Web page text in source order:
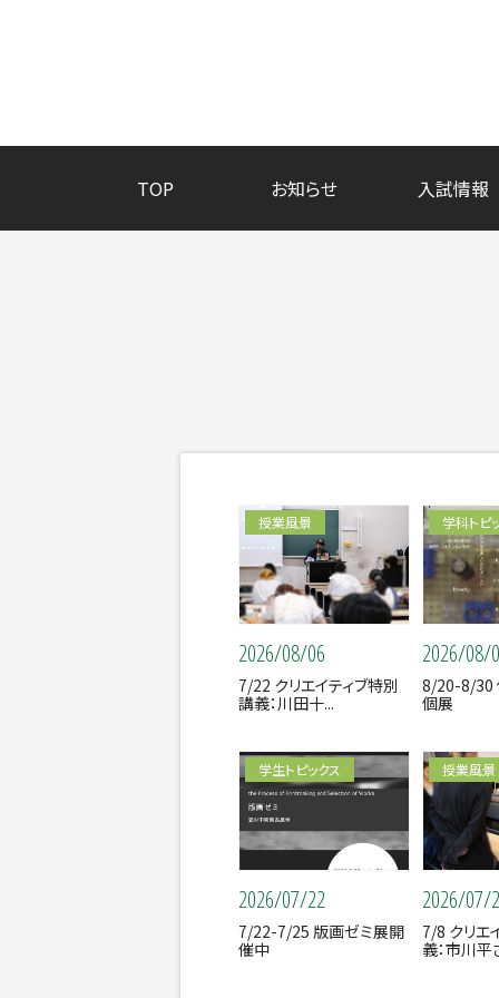
TOP お知らせ 入試情報
授業風景
2026/08/06
7/22 クリエイティブ特別
講義：川田十...
学科トピ
2026/08/
8/20-8/30
個展
学生トピックス
2026/07/22
7/22-7/25 版画ゼミ展開
催中
授業風景
2026/07/
7/8 クリエ
義：市川平